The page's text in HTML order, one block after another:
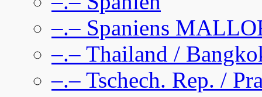
–.– Spaniens
–.– Thailand /
–.– Tschech. Rep. /